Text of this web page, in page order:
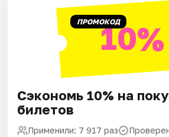
ПРОМОКОД10%
Сэкономь 10% на
билетов
Применили: 7 917 раз